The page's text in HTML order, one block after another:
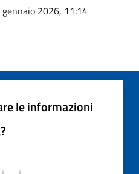
gennaio 2026, 11:14
le informazioni